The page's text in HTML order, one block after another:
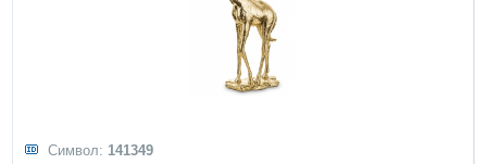
Символ: 141349